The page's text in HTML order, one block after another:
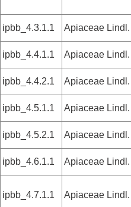
ipbb_4.3.1.1 Apiaceae Lindl.
ipbb_4.4.1.1
Apiaceae Lindl.
ipbb_4.4.2.1
Apiaceae Lindl.
ipbb_4.5.1.1
Apiaceae Lindl.
ipbb_4.5.2.1 Apiaceae Lindl.
ipbb_4.6.1.1
Apiaceae Lindl.
ipbb_4.7.1.1 Apiaceae Lindl.